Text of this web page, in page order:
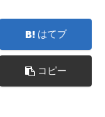
はてブ
コピー